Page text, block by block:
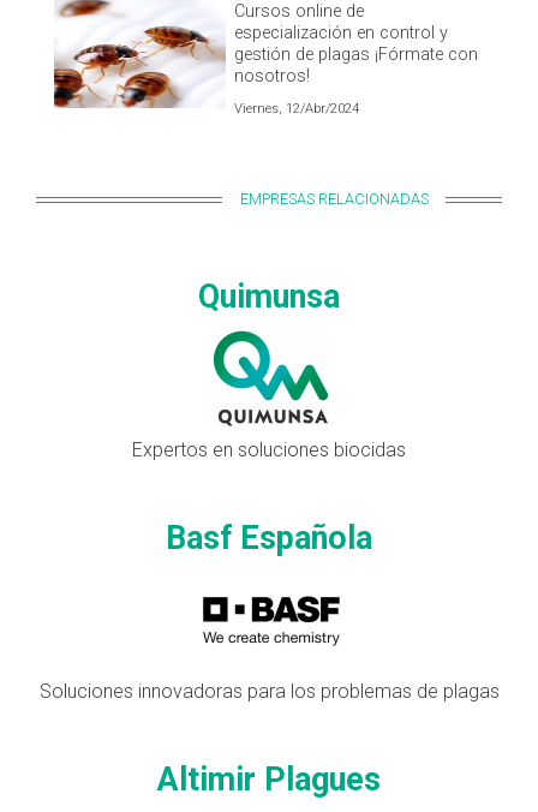
Cursos online de
especialización en control y
gestión de plagas ¡Fórmate con
nosotros!
Viernes, 12/Abr/2024
EMPRESAS RELACIONADAS
Quimunsa
Expertos en soluciones biocidas
Basf Española
Soluciones innovadoras para los problemas de plagas
Altimir Plagues